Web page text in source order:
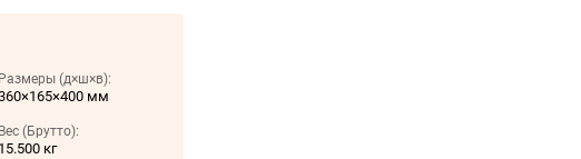
Размеры (д×ш×в):
мм
Вес (Брутто):
15.500 кг